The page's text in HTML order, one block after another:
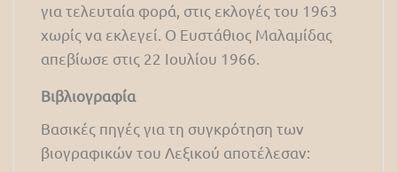
για τελευταία φορά, στις εκλογές του 1963
χωρίς να εκλεγεί. Ο Ευστάθιος Μαλαμίδας
απεβίωσε στις 22 Ιουλίου 1966.
Βιβλιογραφία
Βασικές πηγές για τη συγκρότηση των
βιογραφικών του Λεξικού αποτέλεσαν: